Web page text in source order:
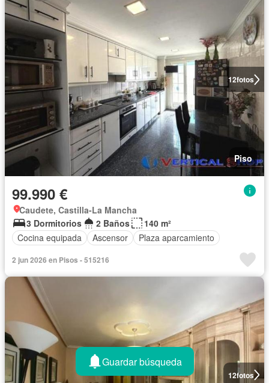
12fotos
Piso
99.990 €
Caudete, Castilla-La Mancha
3 Dormitorios
2 Baños
140 m²
Cocina equipada
Ascensor Plaza aparcamiento
2 jun 2026 en Pisos - 515216
12fotos
Guardar búsqueda